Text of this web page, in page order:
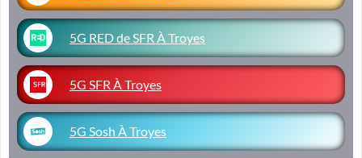
5G RED de SFR À Troyes
5G SFR À Troyes
5G Sosh À Troyes